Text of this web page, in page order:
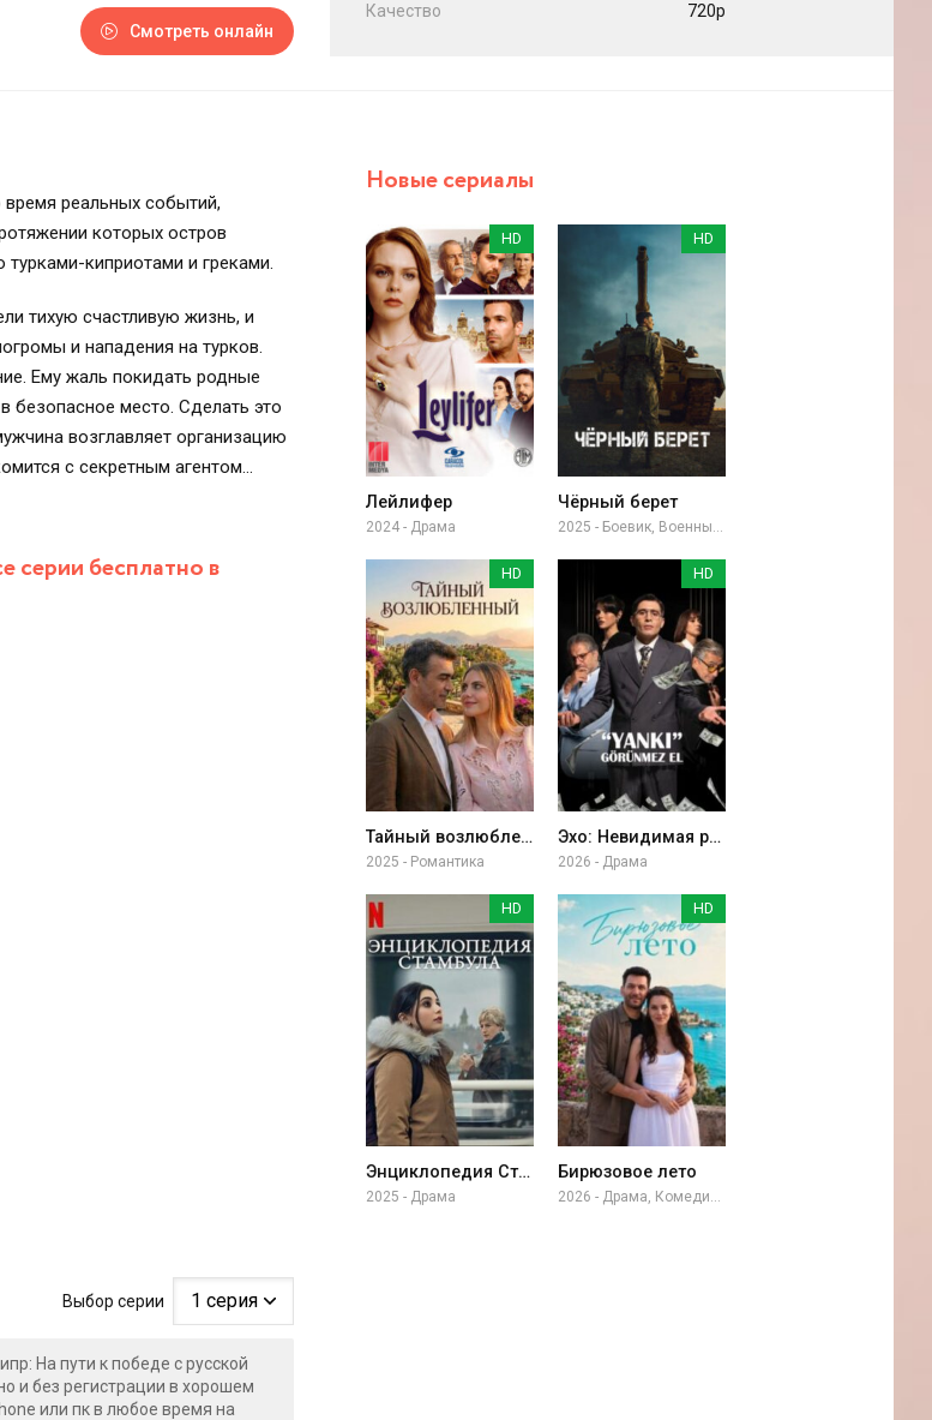
Смотреть онлайн
Качество
720p
реальных событий,
которых остров
киприотами и греками.
тихую счастливую жизнь, и
и нападения на турков.
Ему жаль покидать родные
безопасное место. Сделать это
возглавляет организацию
с секретным агентом
мужчины пытаются
серии бесплатно в
Выбор серии
На пути к победе с русской
и без регистрации в хорошем
или пк в любое время на
Новые сериалы
HD
Лейлифер
2024 - Драма
HD
Чёрный берет
2025 - Боевик, Военный, Драма
HD
Тайный возлюбленный
2025 - Романтика
HD
Эхо: Невидимая рука
2026 - Драма
HD
Энциклопедия Стамбула
2025 - Драма
HD
Бирюзовое лето
2026 - Драма, Комедия, Приключение